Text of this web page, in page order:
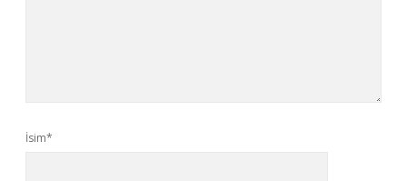
İsim*